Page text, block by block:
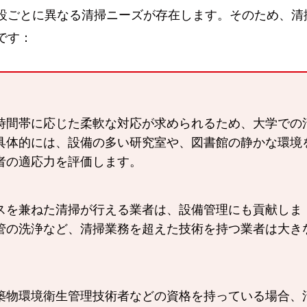
とに異なる清掃ニーズが存在します。そのため、清
：
帯に応じた柔軟な対応が求められるため、大学での
的には、設備の多い研究室や、図書館の静かな環境
適応力を評価します。
兼ねた清掃が行える業者は、設備管理にも貢献しま
洗浄など、清掃業務を超えた技術を持つ業者は大き
環境衛生管理技術者などの資格を持っている場合、